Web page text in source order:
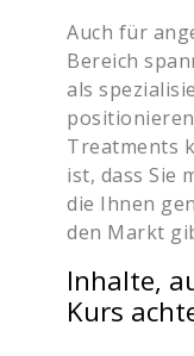
Auch für
Bereich
als
Treatments
ist, dass Sie
die Ihnen
den Markt
Inhalte,
Kurs